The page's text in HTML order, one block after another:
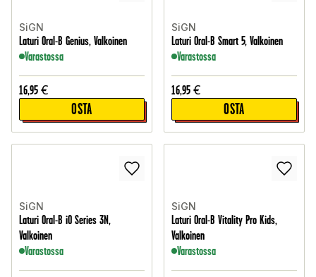
SiGN
Laturi Oral-B Genius, Valkoinen
Varastossa
16,95 €
OSTA
SiGN
Laturi Oral-B Smart 5, Valkoinen
Varastossa
16,95 €
OSTA
SiGN
Laturi Oral-B iO Series 3N,
Valkoinen
Varastossa
SiGN
Laturi Oral-B Vitality Pro Kids,
Valkoinen
Varastossa